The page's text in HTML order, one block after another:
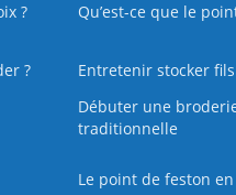
? Qu’est-ce que le
?
Entretenir stocker
Débuter une
traditionnelle
Le point de feston